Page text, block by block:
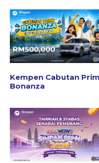
Kempen Cabutan
Bonanza